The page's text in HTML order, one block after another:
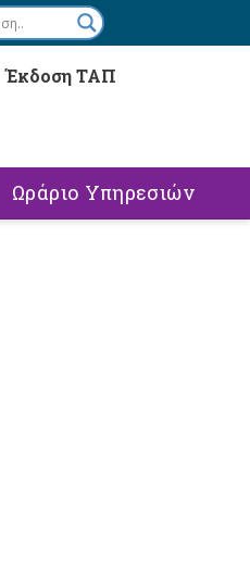
Έκδοση ΤΑΠ
Ωράριο Υπηρεσιών